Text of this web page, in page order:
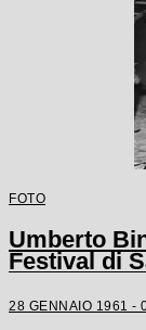
FOTO
Umberto
Festival di
28 GENNAIO 1961 -